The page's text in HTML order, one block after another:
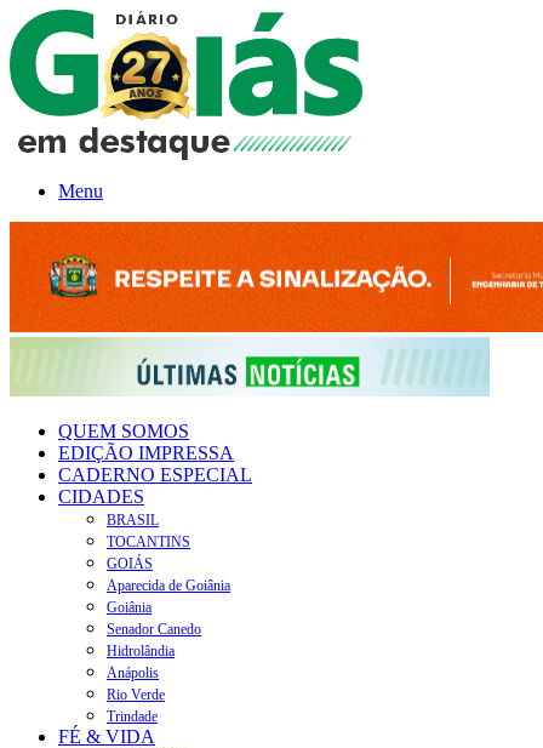
Menu
QUEM SOMOS
EDIÇÃO IMPRESSA
CADERNO ESPECIAL
CIDADES
BRASIL
TOCANTINS
GOIÁS
Aparecida de Goiânia
Goiânia
Senador Canedo
Hidrolândia
Anápolis
Rio Verde
Trindade
FÉ & VIDA